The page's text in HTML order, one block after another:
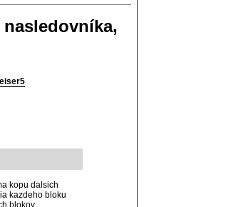
kopu dalsich
kazdeho bloku
blokov.